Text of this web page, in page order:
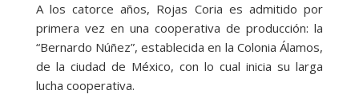
A los catorce años, Rojas Coria es admitido por
primera vez en una cooperativa de producción: la
“Bernardo Núñez”, establecida en la Colonia Álamos,
de la ciudad de México, con lo cual inicia su larga
lucha cooperativa.